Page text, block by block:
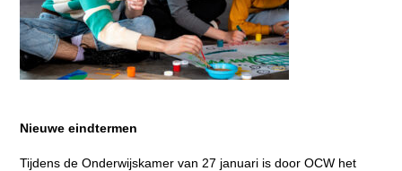
Nieuwe eindtermen
Tijdens de Onderwijskamer van 27 januari is door OCW het